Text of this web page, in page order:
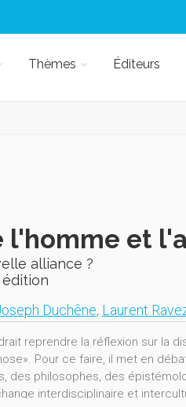
Thèmes Éditeurs
l'homme et
alliance ?
Duchêne, Laurent
reprendre la réflexion sur la
Pour ce faire, il met en
des philosophes, des
interdisciplinaire et